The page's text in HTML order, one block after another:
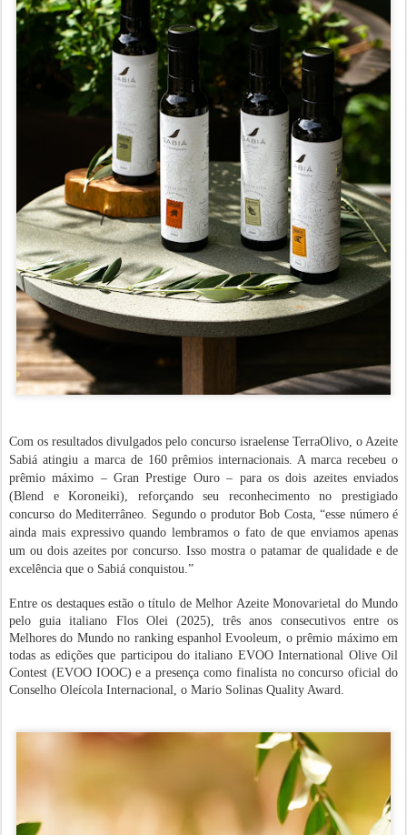
Com os resultados divulgados pelo concurso israelense TerraOlivo, o Azeite
Sabiá atingiu a marca de 160 prêmios internacionais. A marca recebeu o
prêmio máximo – Gran Prestige Ouro – para os dois azeites enviados
(Blend e Koroneiki), reforçando seu reconhecimento no prestigiado
concurso do Mediterrâneo. Segundo o produtor Bob Costa, “esse número é
ainda mais expressivo quando lembramos o fato de que enviamos apenas
um ou dois azeites por concurso. Isso mostra o patamar de qualidade e de
excelência que o Sabiá conquistou.”
Entre os destaques estão o título de Melhor Azeite Monovarietal do Mundo
pelo guia italiano Flos Olei (2025), três anos consecutivos entre os
Melhores do Mundo no ranking espanhol Evooleum, o prêmio máximo em
todas as edições que participou do italiano EVOO International Olive Oil
Contest (EVOO IOOC) e a presença como finalista no concurso oficial do
Conselho Oleícola Internacional, o Mario Solinas Quality Award.